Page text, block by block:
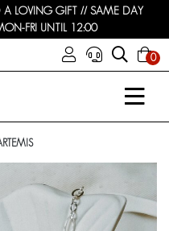
A LOVING GIFT // SAME DAY
FRI UNTIL 12:00
0